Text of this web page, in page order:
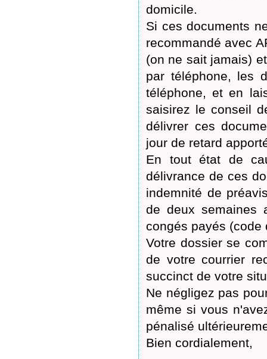
domicile.
Si ces documents
recommandé avec
(on ne sait jamais)
par téléphone, les
téléphone, et en
saisirez le conseil
délivrer ces
jour de retard
En tout état de
délivrance de ces
indemnité de
de deux semaines
congés payés (code
Votre dossier se
de votre courrier
succinct de votre
Ne négligez pas
même si vous
pénalisé
Bien cordialement,